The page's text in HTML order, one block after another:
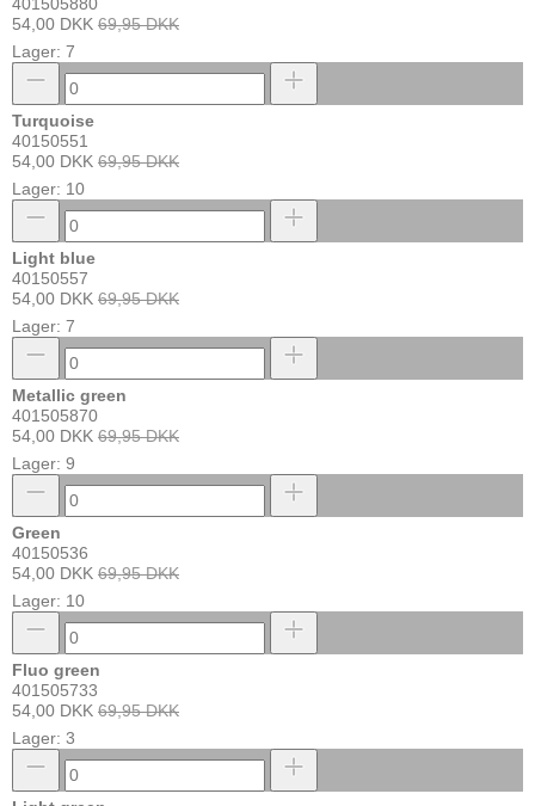
401505880
54,00 DKK 69,95 DKK
Lager: 7
Turquoise
40150551
54,00 DKK 69,95 DKK
Lager: 10
Light blue
40150557
54,00 DKK 69,95 DKK
Lager: 7
Metallic green
401505870
54,00 DKK 69,95 DKK
Lager: 9
Green
40150536
54,00 DKK 69,95 DKK
Lager: 10
Fluo green
401505733
54,00 DKK 69,95 DKK
Lager: 3